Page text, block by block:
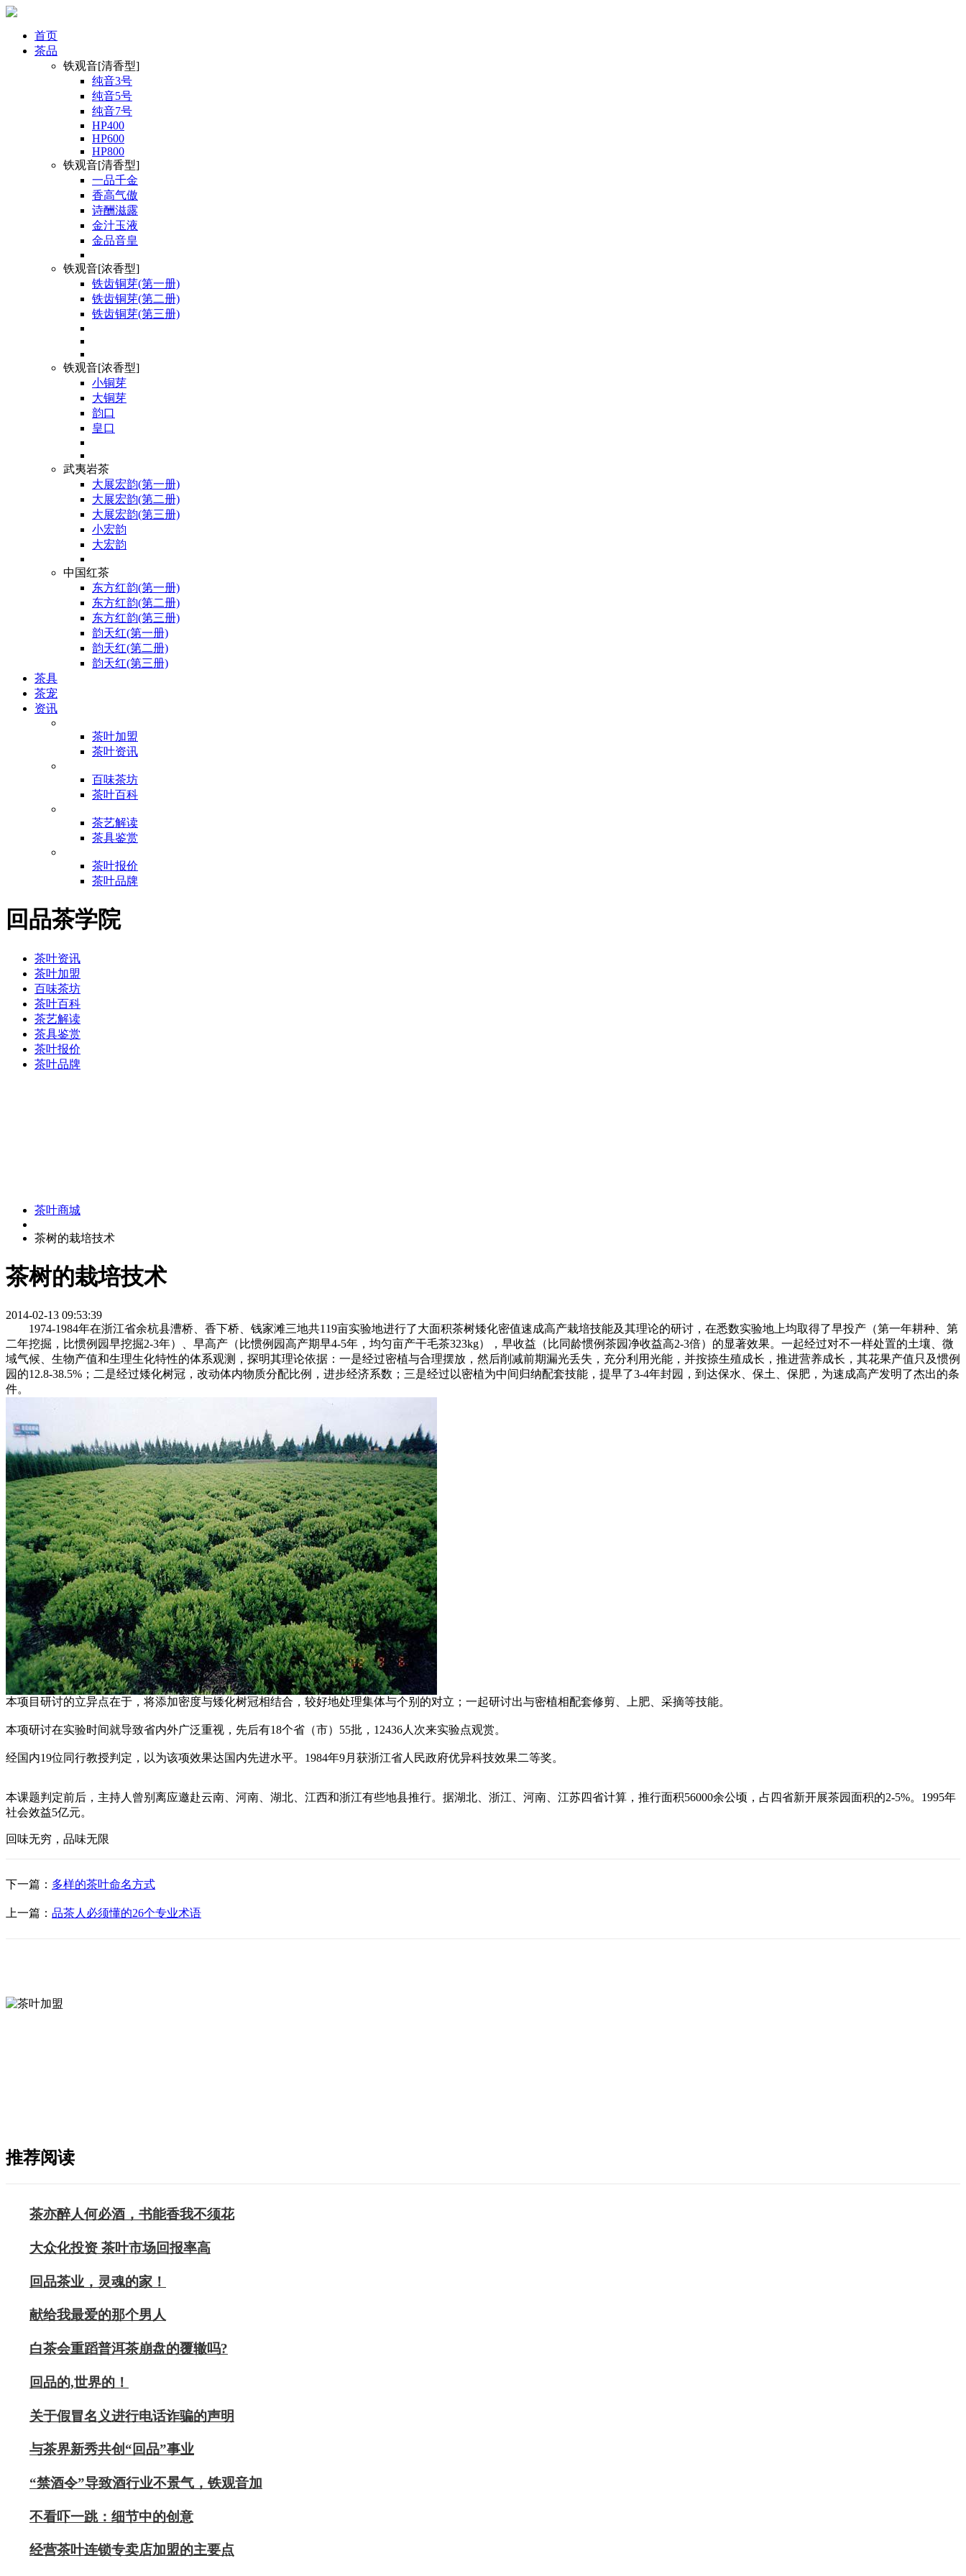
首页
茶品
铁观音[清香型]
纯音3号
纯音5号
纯音7号
HP400
HP600
HP800
铁观音[清香型]
一品千金
香高气傲
诗酬滋露
金汁玉液
金品音皇
铁观音[浓香型]
铁齿铜芽(第一册)
铁齿铜芽(第二册)
铁齿铜芽(第三册)
铁观音[浓香型]
小铜芽
大铜芽
韵口
皇口
武夷岩茶
大展宏韵(第一册)
大展宏韵(第二册)
大展宏韵(第三册)
小宏韵
大宏韵
中国红茶
东方红韵(第一册)
东方红韵(第二册)
东方红韵(第三册)
韵天红(第一册)
韵天红(第二册)
韵天红(第三册)
茶具
茶宠
资讯
茶叶加盟
茶叶资讯
百味茶坊
茶叶百科
茶艺解读
茶具鉴赏
茶叶报价
茶叶品牌
回品茶学院
茶叶资讯
茶叶加盟
百味茶坊
茶叶百科
茶艺解读
茶具鉴赏
茶叶报价
茶叶品牌
茶叶商城
茶树的栽培技术
茶树的栽培技术
2014-02-13 09:53:39
1974-1984年在浙江省余杭县漕桥、香下桥、钱家滩三地共119亩实验地进行了大面积茶树矮化密值速成高产栽培技能及其理论的研讨，在悉数实验地上均取得了早投产（第一年耕种、第
二年挖掘，比惯例园早挖掘2-3年）、早高产（比惯例园高产期早4-5年，均匀亩产干毛茶323kg），早收益（比同龄惯例茶园净收益高2-3倍）的显著效果。一起经过对不一样处置的土壤、微
域气候、生物产值和生理生化特性的体系观测，探明其理论依据：一是经过密植与合理摆放，然后削减前期漏光丢失，充分利用光能，并按捺生殖成长，推进营养成长，其花果产值只及惯例
园的12.8-38.5%；二是经过矮化树冠，改动体内物质分配比例，进步经济系数；三是经过以密植为中间归纳配套技能，提早了3-4年封园，到达保水、保土、保肥，为速成高产发明了杰出的条
件。
本项目研讨的立异点在于，将添加密度与矮化树冠相结合，较好地处理集体与个别的对立；一起研讨出与密植相配套修剪、上肥、采摘等技能。
本项研讨在实验时间就导致省内外广泛重视，先后有18个省（市）55批，12436人次来实验点观赏。
经国内19位同行教授判定，以为该项效果达国内先进水平。1984年9月获浙江省人民政府优异科技效果二等奖。
本课题判定前后，主持人曾别离应邀赴云南、河南、湖北、江西和浙江有些地县推行。据湖北、浙江、河南、江苏四省计算，推行面积56000余公顷，占四省新开展茶园面积的2-5%。1995年
社会效益5亿元。
回味无穷，品味无限
下一篇： 多样的茶叶命名方式
上一篇： 品茶人必须懂的26个专业术语
推荐阅读
茶亦醉人何必酒，书能香我不须花
大众化投资 茶叶市场回报率高
回品茶业，灵魂的家！
献给我最爱的那个男人
白茶会重蹈普洱茶崩盘的覆辙吗?
回品的,世界的！
关于假冒名义进行电话诈骗的声明
与茶界新秀共创“回品”事业
“禁酒令”导致酒行业不景气，铁观音加
不看吓一跳：细节中的创意
经营茶叶连锁专卖店加盟的主要点